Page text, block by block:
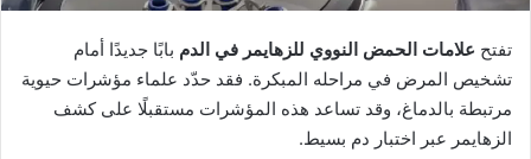
تفتح علامات الحمض النووي للزهايمر في الدم بابًا جديدًا أمام
تشخيص المرض في مراحله المبكرة. فقد حدّد علماء مؤشرات حيوية
مرتبطة بالدماغ، وقد تساعد هذه المؤشرات مستقبلًا على كشف
الزهايمر عبر اختبار دم بسيط.